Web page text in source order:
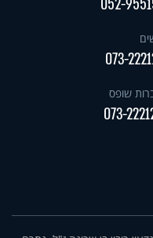
073-
שופס
073-